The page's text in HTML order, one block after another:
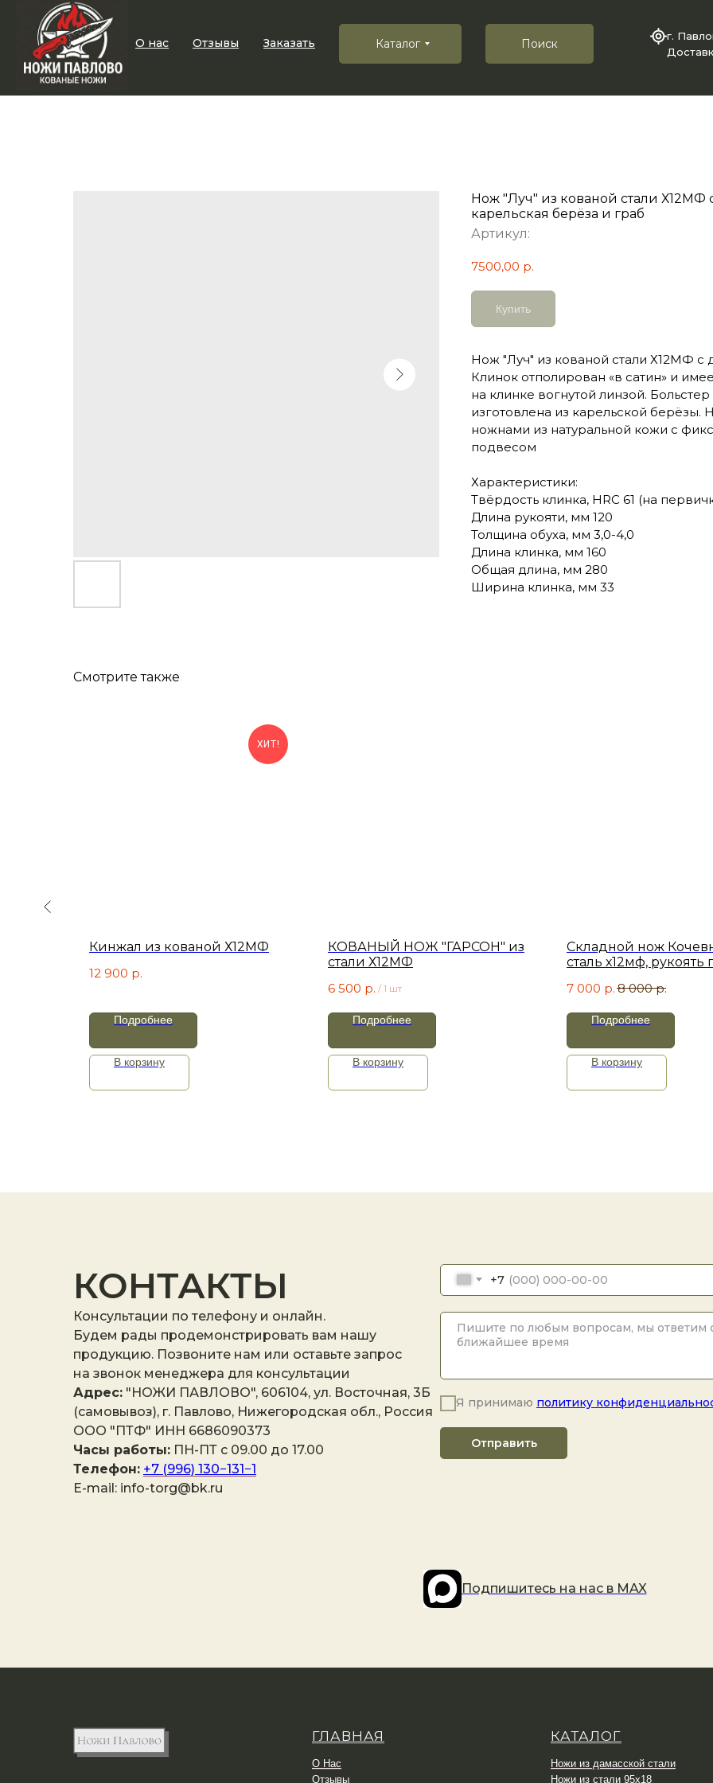
г.
Поиск
Каталог
Заказать
Отзывы
О нас
Нож "Луч" из кованой стали Х12МФ
карельская берёза и граб
Артикул:
7500,00 р.
Купить
Нож "Луч" из кованой стали Х12МФ с
Клинок отполирован «в сатин» и
на клинке вогнутой линзой.
изготовлена из карельской берёзы.
ножнами из натуральной кожи с
подвесом
Характеристики:
Твёрдость клинка, HRC 61 (на
Длина рукояти, мм 120
Толщина обуха, мм 3,0-4,0
Длина клинка, мм 160
Общая длина, мм 280
Ширина клинка, мм 33
Смотрите также
ХИТ!
Кинжал из кованой Х12МФ
12 900 р.
Подробнее
В корзину
КОВАНЫЙ НОЖ "ГАРСОН" из
стали Х12МФ
6 500 р. / 1 шт
Подробнее
В корзину
Складной нож
сталь х12мф, рукоять
7 000 р. 8 000 р.
Подробнее
В корзину
КОНТАКТЫ
Консультации по телефону и онлайн.
Будем рады продемонстрировать вам нашу
продукцию. Позвоните нам или оставьте запрос
на звонок менеджера для консультации
Адрес: "НОЖИ ПАВЛОВО", 606104, ул. Восточная, 3Б
(самовывоз), г. Павлово, Нижегородская обл., Россия
ООО "ПТФ" ИНН 6686090373
Часы работы: ПН-ПТ с 09.00 до 17.00
Телефон: +7 (996) 130−131−1
E-mail: info-torg@bk.ru
+7
Я принимаю политику
Отправить
Подпишитесь на наc в MAX
ГЛАВНАЯ
О Нас
Отзывы
КАТАЛОГ
Ножи из дамасской стали
Ножи из стали 95х18